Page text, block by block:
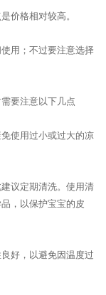
价格相对较高。
用；不过要注意选择
要注意以下几点
使用过小或过大的凉
议定期清洗。使用清
，以保护宝宝的皮
好，以避免因温度过